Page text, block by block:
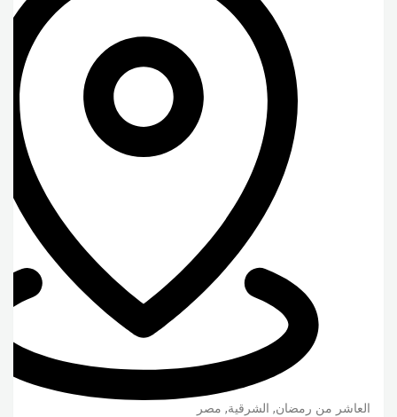
العاشر من رمضان, الشرقية, مصر